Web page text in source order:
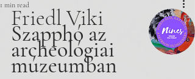
1 min read
Friedl Viki
Szapphó az
archeológiai
múzeumban